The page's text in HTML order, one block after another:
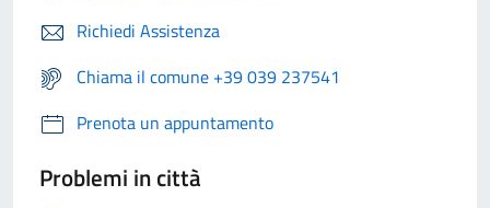
Richiedi Assistenza
Chiama il comune +39 039 237541
Prenota un appuntamento
Problemi in città